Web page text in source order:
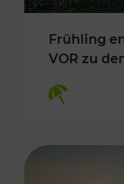
Frühling
VOR zu